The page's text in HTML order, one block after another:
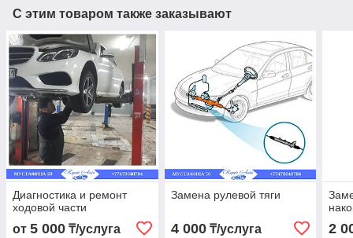
С этим товаром также заказывают
Диагностика и ремонт
ходовой части
от 5 000 ₸/услуга
Замена рулевой тяги
4 000₸/услуга 2